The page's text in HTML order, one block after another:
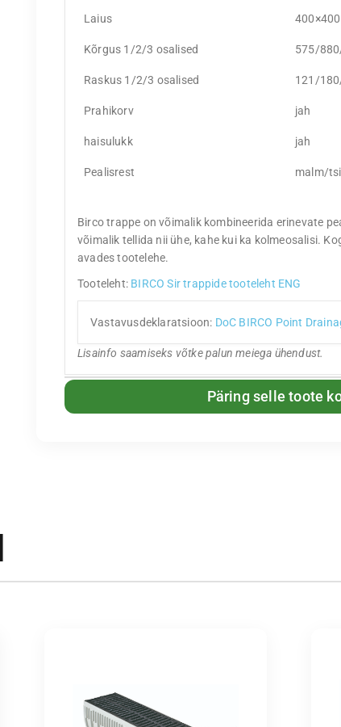
Laius
Kõrgus 1/2/3 osalised 575/
Raskus 1/2/3 osalised 121/
Prahikorv jah
haisulukk jah
Pealisrest malm/
Birco trappe on võimalik kombineerida erinevate
võimalik tellida nii ühe, kahe kui ka kolmeosalisi.
avades tootelehe.
Tooteleht: BIRCO Sir trappide tooteleht ENG
Vastavusdeklaratsioon: DoC BIRCO Point
Lisainfo saamiseks võtke palun meiega ühendust.
Päring selle toote